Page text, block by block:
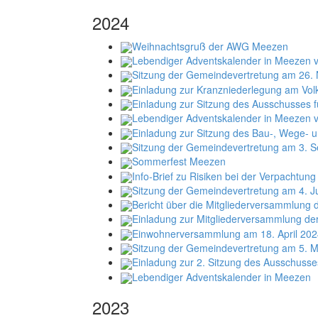
2024
Weihnachtsgruß der AWG Meezen
Lebendiger Adventskalender in Meezen
Sitzung der Gemeindevertretung am 26.
Einladung zur Kranzniederlegung am
Einladung zur Sitzung des
Lebendiger Adventskalender in Meezen
Einladung zur Sitzung des Bau-, Wege-
Sitzung der Gemeindevertretung am 3.
Sommerfest Meezen
Info-Brief zu Risiken bei der
Sitzung der Gemeindevertretung am 4.
Bericht über die Mitgliederversammlung
Einladung zur Mitgliederversammlung
Einwohnerversammlung am 18. April
Sitzung der Gemeindevertretung am 5.
Einladung zur 2. Sitzung des
Lebendiger Adventskalender in Meezen
2023